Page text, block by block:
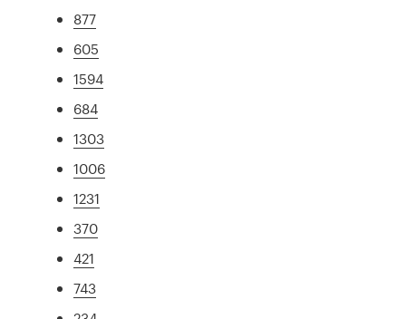
877
605
1594
684
1303
1006
1231
370
421
743